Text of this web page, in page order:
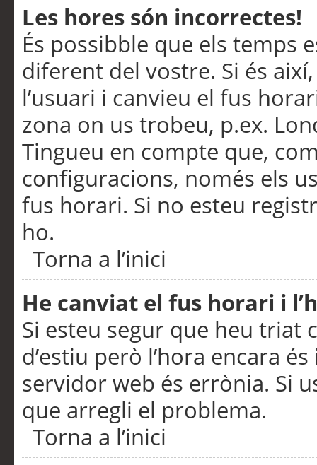
Les hores són incorrectes!
És possibble que els temps
diferent del vostre. Si és
l’usuari i canvieu el fus
zona on us trobeu, p.ex.
Tingueu en compte que,
configuracions, només els
fus horari. Si no esteu
ho.
Torna a l’inici
He canviat el fus horari i
Si esteu segur que heu triat
d’estiu però l’hora encara
servidor web és errònia. Si
que arregli el problema.
Torna a l’inici